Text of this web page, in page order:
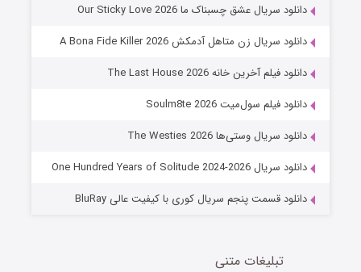
عملیات آپارتمان
دانلود سریال عشق چسبناک ما Our Sticky Love 2026
دانلود سریال زن متاهل آدمکش A Bona Fide Killer 2026
دانلود فیلم آخرین خانه The Last House 2026
دانلود فیلم سول‌میت Soulm8te 2026
دانلود سریال وستی‌ها The Westies 2026
دانلود سریال One Hundred Years of Solitude 2024-2026
دانلود قسمت پنجم سریال کوری با کیفیت عالی BluRay
تبلیغات متنی